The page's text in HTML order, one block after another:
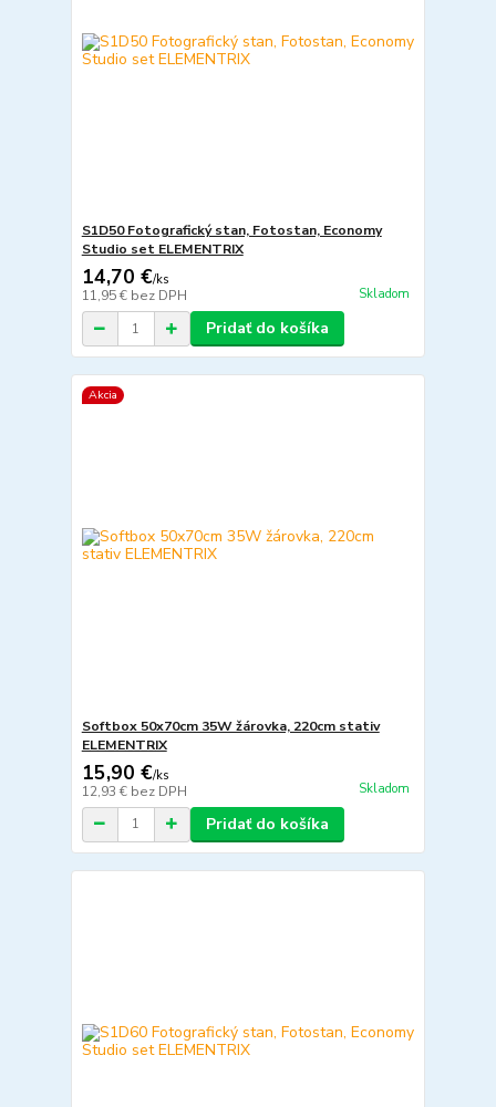
S1D50 Fotografický stan, Fotostan, Economy
Studio set ELEMENTRIX
14,70 €/ks
11,95 € bez DPH Skladom
Pridať do košíka
Akcia
Softbox 50x70cm 35W žárovka, 220cm stativ
ELEMENTRIX
15,90 €/ks
12,93 € bez DPH Skladom
Pridať do košíka